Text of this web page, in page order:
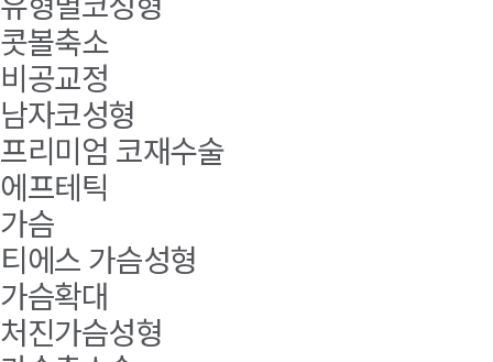
콧볼축소
비공교정
남자코성형
프리미엄 코재수술
에프테틱
가슴
티에스 가슴성형
가슴확대
처진가슴성형